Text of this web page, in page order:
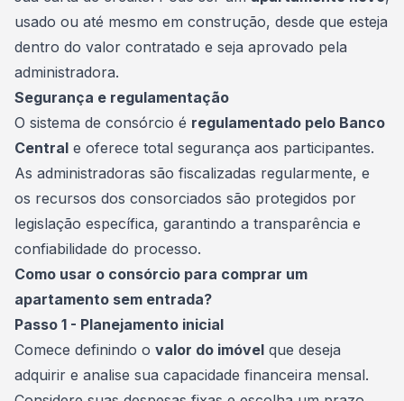
usado ou até mesmo em construção, desde que esteja
dentro do valor contratado e seja aprovado pela
administradora.
Segurança e regulamentação
O sistema de consórcio é regulamentado pelo Banco
Central e oferece total segurança aos participantes.
As administradoras são fiscalizadas regularmente, e
os recursos dos consorciados são protegidos por
legislação específica, garantindo a transparência e
confiabilidade do processo.
Como usar o consórcio para comprar um
apartamento sem entrada?
Passo 1 - Planejamento inicial
Comece definindo o valor do imóvel que deseja
adquirir e analise sua capacidade financeira mensal.